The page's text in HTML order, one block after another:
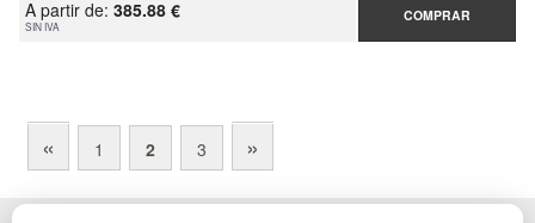
A partir de: 385.88 €
SIN IVA
COMPRAR
« 1 2 3 »